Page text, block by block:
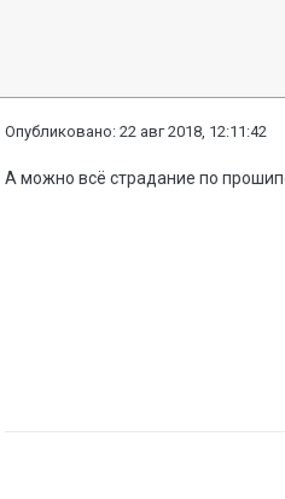
Опубликовано:22 авг 2018, 12:11:42
А можно всё страдание по